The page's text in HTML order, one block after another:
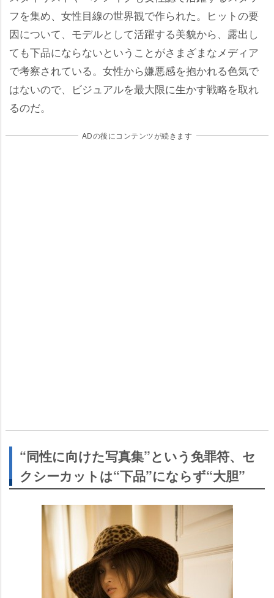
フを集め、女性目線の世界観で作られた。ヒットの要
因について、モデルとして活躍する美貌から、露出し
ても下品にならないということがさまざまなメディア
で考察されている。女性から嫌悪感を抱かれる色気で
はないので、ビジュアルを最大限に生かす戦略を取れ
るのだ。
ADの後にコンテンツが続きます
“同性に向けた写真集”という免罪符、セ
クシーカットは“下品”にならず“大胆”